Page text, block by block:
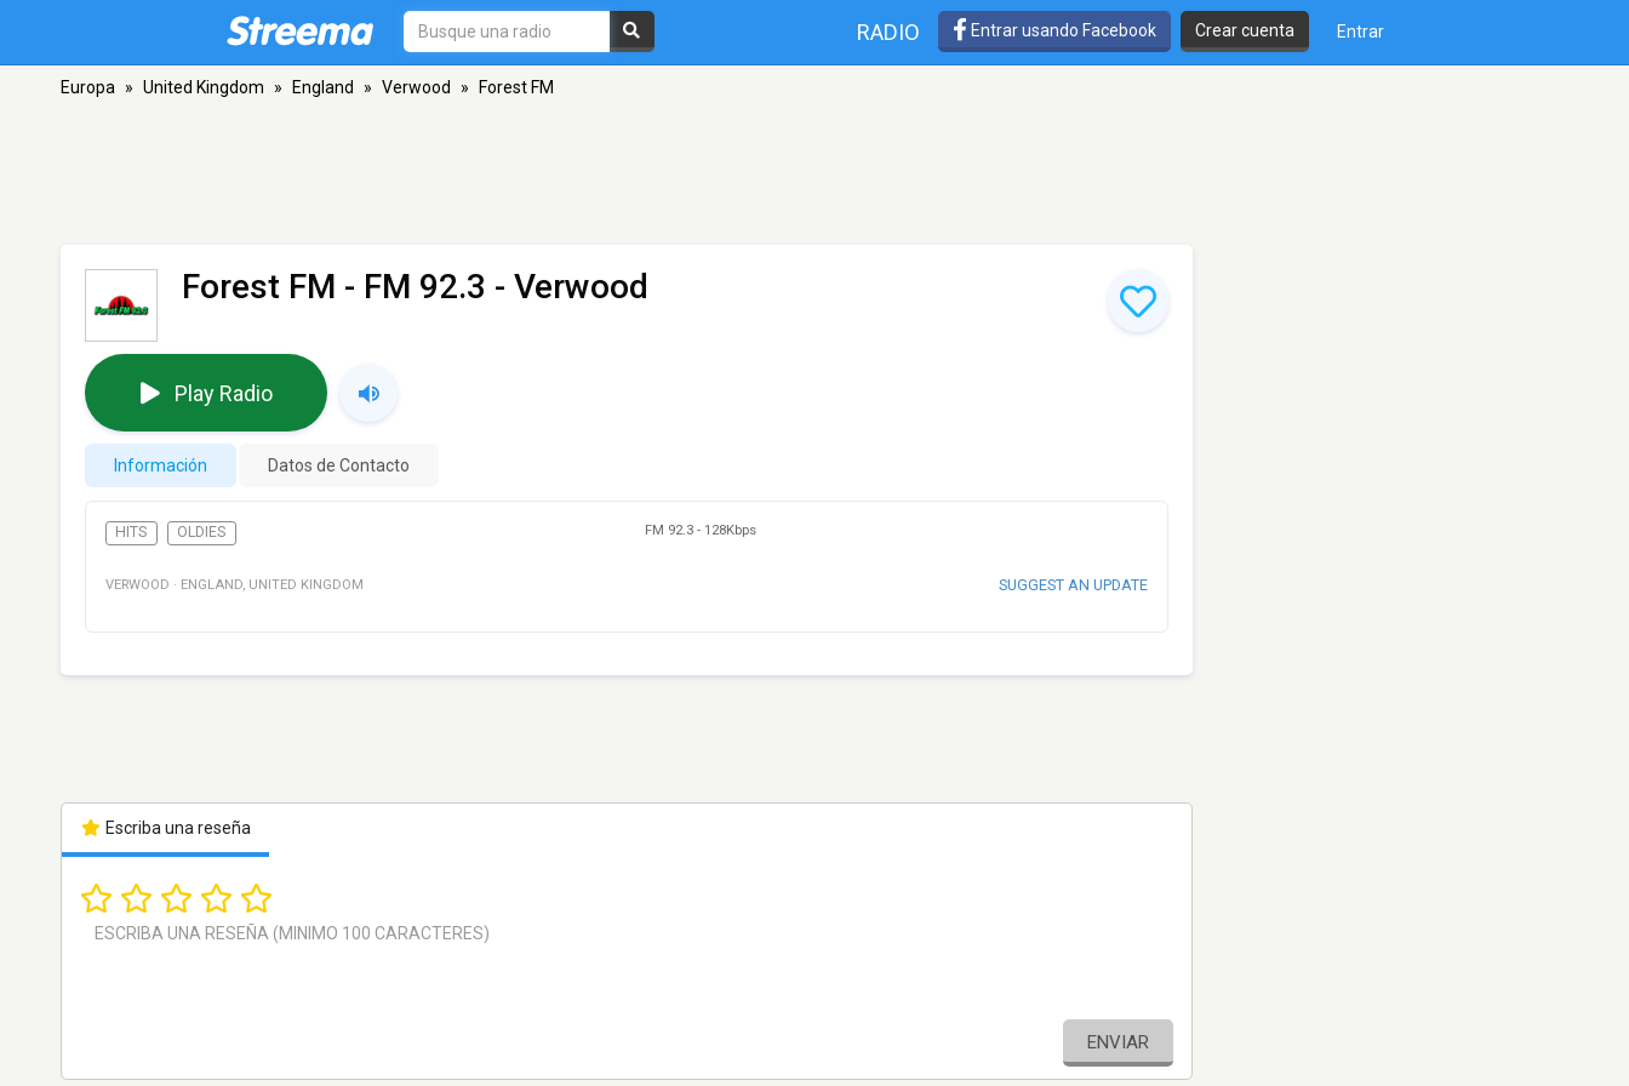
RADIO Entrar usando Facebook Crear cuenta Entrar
Europa » United Kingdom » England » Verwood » Forest FM
Forest FM - FM 92.3 - Verwood
Play Radio
Información Datos de Contacto
HITS OLDIES FM 92.3 - 128Kbps
VERWOOD · ENGLAND, UNITED KINGDOM SUGGEST AN UPDATE
Escriba una reseña
ENVIAR